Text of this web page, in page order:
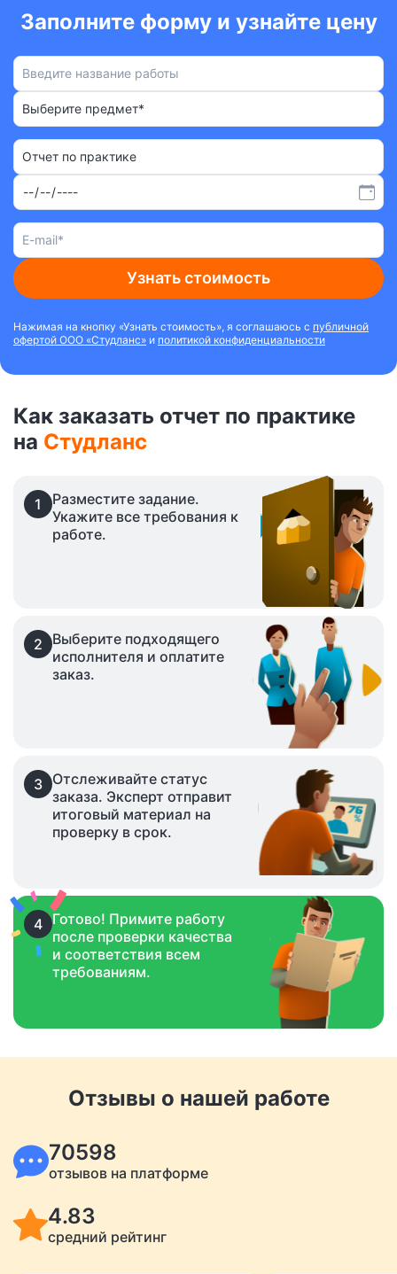
Заполните форму и узнайте цену
Выберите предмет*
Отчет по практике
Узнать стоимость
Нажимая на кнопку «Узнать стоимость», я соглашаюсь с публичной
офертой ООО «Студланс» и политикой конфиденциальности
Как заказать отчет по практике
на Студланс
1
Разместите задание.
Укажите все требования к
работе.
2
Выберите подходящего
исполнителя и оплатите
заказ.
3 Отслеживайте статус
заказа. Эксперт отправит
итоговый материал на
проверку в срок.
4 Готово! Примите работу
после проверки качества
и соответствия всем
требованиям.
Отзывы о нашей работе
70598
отзывов на платформе
4.83
средний рейтинг